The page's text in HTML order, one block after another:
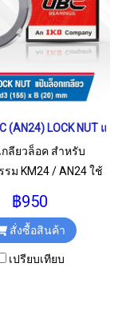
(AN24) LOCK NUT แป้
ลียวล็อค สำหรับ
ม KM24 / AN24 ใช้
฿950
สั่งซื้อสินค้า
เปรียบเทียบ